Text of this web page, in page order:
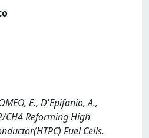
E., D'Epifanio, A.,
CH4 Reforming High
Fuel Cells.